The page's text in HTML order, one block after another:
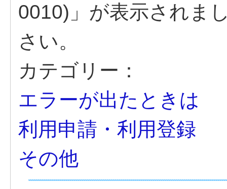
0010)」が表示されま
さい。
カテゴリー：
エラーが出たときは
利用申請・利用登録
その他